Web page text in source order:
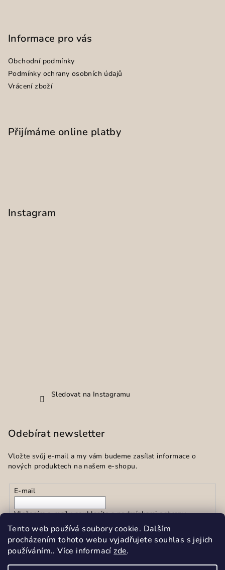
Tento web používá soubory cookie. Dalším
procházením tohoto webu vyjadřujete souhlas s jejich
používáním.. Více informacízde.
Informace pro vás
Obchodní podmínky
Podmínky ochrany osobních údajů
Vrácení zboží
Přijímáme online platby
Instagram
Sledovat na Instagramu
Odebírat newsletter
Vložte svůj e-mail a my vám budeme zasílat informace o
nových produktech na našem e-shopu.
E-mail
Vložením e-mailu souhlasíte spodmínkami ochrany
osobních údajů
Přihlásit se